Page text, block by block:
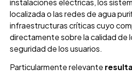
localizada o las redes de agua
infraestructuras críticas cuyo
directamente sobre la calidad de
seguridad de los usuarios.
Particularmente relevante